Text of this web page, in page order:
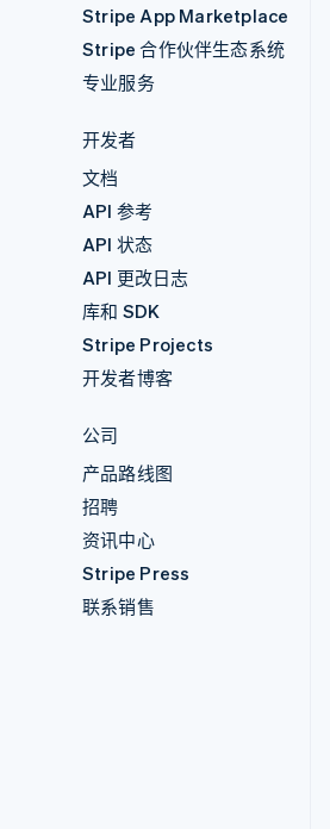
Stripe App Marketplace
Stripe 合作伙伴生态系统
专业服务
开发者
文档
API 参考
API 状态
API 更改日志
库和 SDK
Stripe Projects
开发者博客
公司
产品路线图
招聘
资讯中心
Stripe Press
联系销售